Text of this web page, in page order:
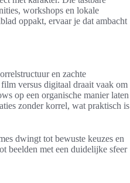
workshops en lokale
oppakt, ervaar je dat ambacht
en zachte
versus digitaal draait vaak om
op een organische manier laten
zonder korrel, wat praktisch is
dwingt tot bewuste keuzes en
beelden met een duidelijke sfeer